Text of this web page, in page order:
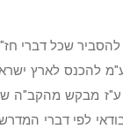
שכל דברי
להכנס לארץ
ע"ז מבקש מהקב"ה
לפי דברי